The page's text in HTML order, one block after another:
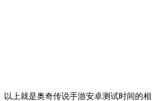
以上就是奥奇传说手游安卓测试时间的相